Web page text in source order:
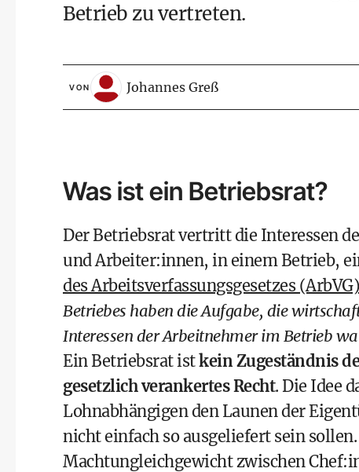
Betrieb zu vertreten.
VON Johannes Greß
Was ist ein Betriebsrat?
Der Betriebsrat vertritt die Interessen
und Arbeiter:innen, in einem Betrieb,
des Arbeitsverfassungsgesetzes (ArbVG)
Betriebes haben die Aufgabe, die
Interessen der Arbeitnehmer im Betrieb
Ein Betriebsrat istkein Zugeständnis
gesetzlich verankertes Recht. Die Idee
Lohnabhängigen den Launen der
nicht einfach so ausgeliefert sein
Machtungleichgewicht zwischen